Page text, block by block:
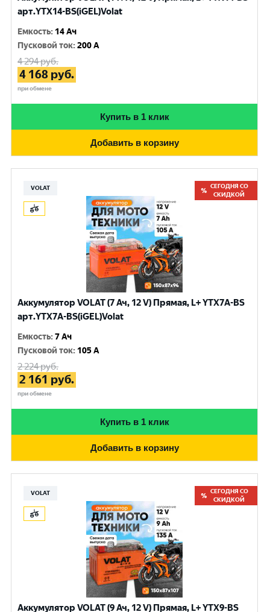
арт.YTX14-BS(iGEL)Volat
Емкость: 14 Ач
Пусковой ток:200 A
4 294руб.
4 168 руб.
при обмене
Купить в 1 клик
Добавить в корзину
VOLAT
СЕГОДНЯ СО
СКИДКОЙ
Аккумулятор VOLAT (7 Ач, 12 V) Прямая, L+ YTX7A-BS
арт.YTX7A-BS(iGEL)Volat
Емкость:7 Ач
Пусковой ток: 105 A
2 224руб.
2 161 руб.
при обмене
Купить в 1 клик
Добавить в корзину
VOLAT
СЕГОДНЯ СО
СКИДКОЙ
Аккумулятор VOLAT (9 Ач, 12 V) Прямая, L+ YTX9-BS